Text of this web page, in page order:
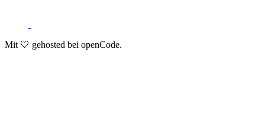
Mit 🤍 gehosted bei openCode.